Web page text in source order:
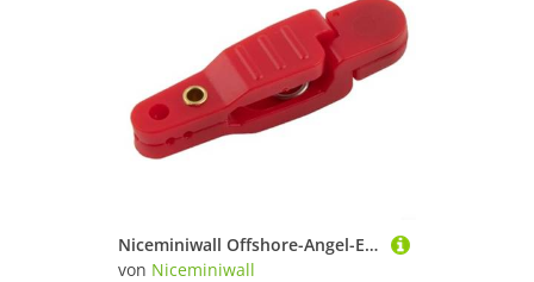
Niceminiwall Offshore-Angel-Entriegelungsclip mit Spaltringen und gepolstertem Pin im Pad, verstellbare Schnurspannung, Downrigger-Mechanismus für See- oder Bootsangeln, hoch (rot)
von Niceminiwall